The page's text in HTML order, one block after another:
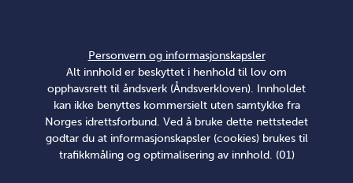
Personvern og informasjonskapsler
Alt innhold er beskyttet i henhold til lov om
opphavsrett til åndsverk (Åndsverkloven). Innholdet
kan ikke benyttes kommersielt uten samtykke fra
Norges idrettsforbund. Ved å bruke dette nettstedet
godtar du at informasjonskapsler (cookies) brukes til
trafikkmåling og optimalisering av innhold. (01)